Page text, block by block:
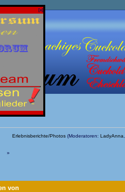
[x]
»
Erlebnisberichte/Photos(Moderatoren: LadyAnna
von